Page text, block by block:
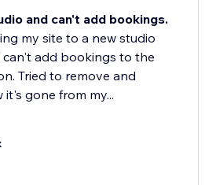
and can't add bookings.
my site to a new studio
can't add bookings to the
Tried to remove and
gone from my...